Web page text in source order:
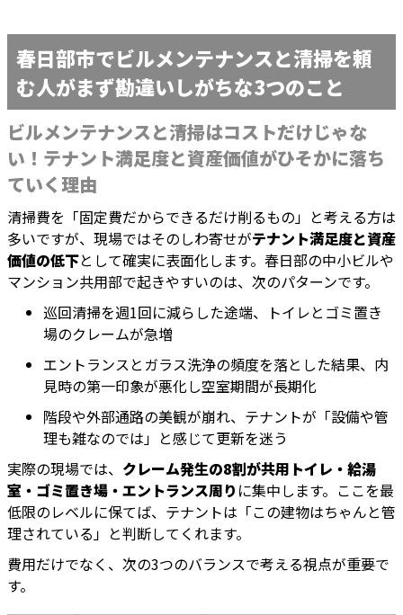
春日部市でビルメンテナンスと清掃を頼
む人がまず勘違いしがちな3つのこと
ビルメンテナンスと清掃はコストだけじゃな
い！テナント満足度と資産価値がひそかに落ち
ていく理由
清掃費を「固定費だからできるだけ削るもの」と考える方は
多いですが、現場ではそのしわ寄せがテナント満足度と資産
価値の低下として確実に表面化します。春日部の中小ビルや
マンション共用部で起きやすいのは、次のパターンです。
巡回清掃を週1回に減らした途端、トイレとゴミ置き
場のクレームが急増
エントランスとガラス洗浄の頻度を落とした結果、内
見時の第一印象が悪化し空室期間が長期化
階段や外部通路の美観が崩れ、テナントが「設備や管
理も雑なのでは」と感じて更新を迷う
実際の現場では、 クレーム発生の8割が共用トイレ・給湯
室・ゴミ置き場・エントランス周り に集中します。ここを最
低限のレベルに保てば、テナントは「この建物はちゃんと管
理されている」と判断してくれます。
費用だけでなく、次の3つのバランスで考える視点が重要で
す。